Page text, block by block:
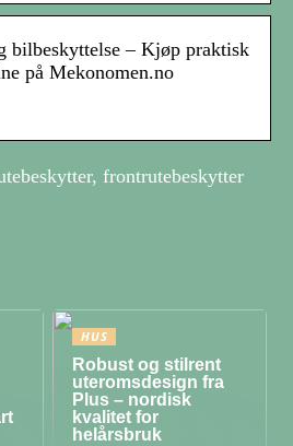
bilbeskyttelse – Kjøp praktisk
på Mekonomen.no
frontrutebeskytter
HUS
Robust og stilrent
uteromsdesign fra
Plus – nordisk
kvalitet for
helårsbruk